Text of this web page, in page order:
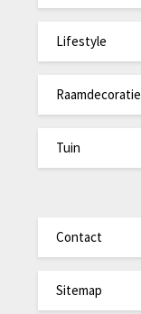
Lifestyle
Raamdecoratie
Tuin
Contact
Sitemap